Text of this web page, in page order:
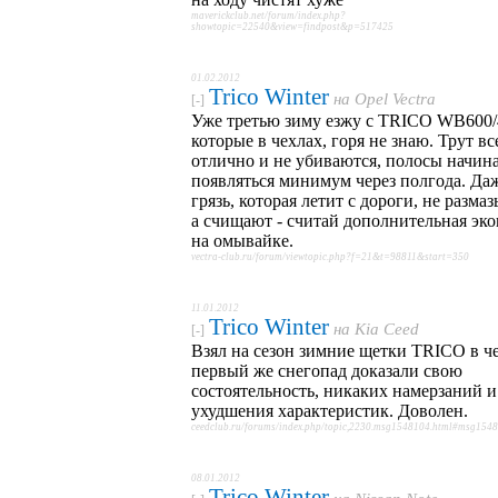
maverickclub.net/forum/index.php?
showtopic=22540&view=findpost&p=517425
01.02.2012
[-] Trico Winter на Opel Vectra
Уже третью зиму езжу с TRICO
которые в чехлах, горя не знаю. Трут
отлично и не убиваются, полосы
появляться минимум через полгода.
грязь, которая летит с дороги, не
а счищают - считай дополнительная
на омывайке.
vectra-club.ru/forum/viewtopic.php?f=21&t=98811&start=350
11.01.2012
[-] Trico Winter на Kia Ceed
Взял на сезон зимние щетки TRICO в
первый же снегопад доказали свою
состоятельность, никаких намерзаний и
ухудшения характеристик. Доволен.
ceedclub.ru/forums/index.php/
08.01.2012